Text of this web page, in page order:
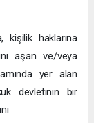
kişilik haklarına
aşan ve/veya
yer alan
devletinin bir